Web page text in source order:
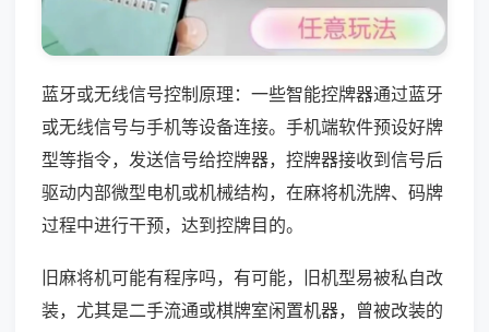
蓝牙或无线信号控制原理：一些智能控牌器通过蓝牙
或无线信号与手机等设备连接。手机端软件预设好牌
型等指令，发送信号给控牌器，控牌器接收到信号后
驱动内部微型电机或机械结构，在麻将机洗牌、码牌
过程中进行干预，达到控牌目的。
旧麻将机可能有程序吗，有可能，旧机型易被私自改
装，尤其是二手流通或棋牌室闲置机器，曾被改装的